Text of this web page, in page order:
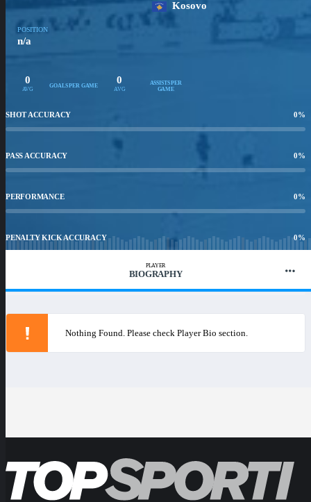
Kosovo
POSITION
n/a
0
AVG GOALS PER GAME
0
AVG
ASSISTS PER
GAME
SHOT ACCURACY 0%
PASS ACCURACY 0%
PERFORMANCE 0%
PENALTY KICK ACCURACY 0%
PLAYER
BIOGRAPHY
Nothing Found. Please check Player Bio section.